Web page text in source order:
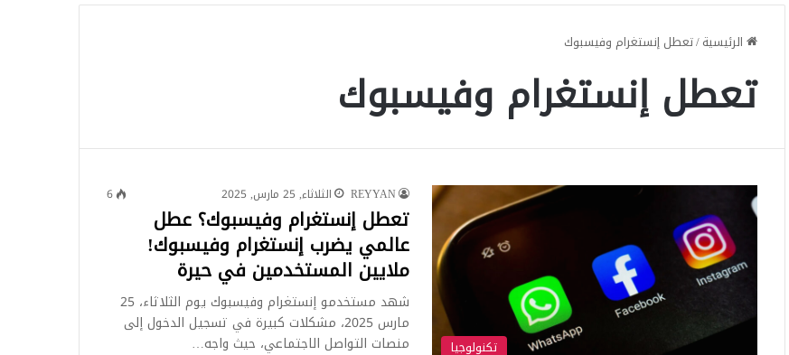
الرئيسية/تعطل إنستغرام وفيسبوك
تعطل إنستغرام وفيسبوك
تكنولوجيا
REYYAN الثلاثاء, 25 مارس, 2025 6
تعطل إنستغرام وفيسبوك؟ عطل
عالمي يضرب إنستغرام وفيسبوك!
ملايين المستخدمين في حيرة
شهد مستخدمو إنستغرام وفيسبوك يوم الثلاثاء، 25
مارس 2025، مشكلات كبيرة في تسجيل الدخول إلى
منصات التواصل الاجتماعي، حيث واجه…